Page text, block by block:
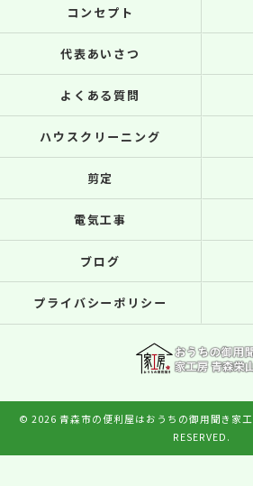
コンセプト
代表あいさつ
よくある質問
ハウスクリーニング
剪定
電気工事
ブログ
プライバシーポリシー
© 2026 青森市の便利屋はおうちの御用聞き家
RESERVED.